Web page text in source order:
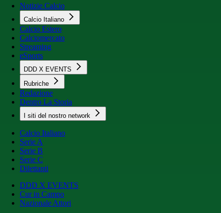
Notizie Calcio
Calcio Italiano
Calcio Estero
Calciomercato
Streaming
eSports
DDD X EVENTS
Rubriche
Redazione
Dentro La Storia
I siti del nostro network
Calcio Italiano
Serie A
Serie B
Serie C
Dilettanti
DDD X EVENTS
Cur in Campo
Nazionale Attori